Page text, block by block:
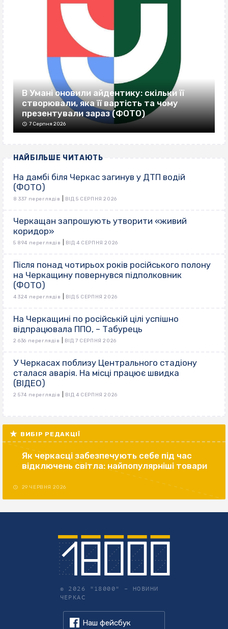
В Умані оновили айдентику: скільки її
створювали, яка її вартість та чому
презентували зараз (ФОТО)
7 Серпня 2026
НАЙБІЛЬШЕ ЧИТАЮТЬ
На дамбі біля Черкас загинув у ДТП водій
(ФОТО)
8 337 переглядів ВІД 5 СЕРПНЯ 2026
Черкащан запрошують утворити «живий
коридор»
5 894 переглядів ВІД 4 СЕРПНЯ 2026
Після понад чотирьох років російського полону
на Черкащину повернувся підполковник
(ФОТО)
4 324 переглядів ВІД 5 СЕРПНЯ 2026
На Черкащині по російській цілі успішно
відпрацювала ППО, – Табурець
2 636 переглядів ВІД 7 СЕРПНЯ 2026
У Черкасах поблизу Центрального стадіону
сталася аварія. На місці працює швидка
(ВІДЕО)
2 574 переглядів ВІД 4 СЕРПНЯ 2026
ВИБІР РЕДАКЦІЇ
Як черкасці забезпечують себе під час
відключень світла: найпопулярніші товари
29 ЧЕРВНЯ 2026
© 2026 "18000" – НОВИНИ
ЧЕРКАС
Наш фейсбук